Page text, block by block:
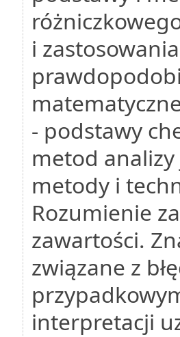
i
- podstawy
metod
metody i
Rozumienie
zawartości.
związane z
interpretacji